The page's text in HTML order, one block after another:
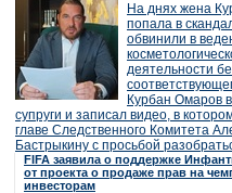
На днях жена
попала в
обвинили в
деятельности
Курбан Омаров
супруги и записал видео, в
главе Следственного Комитета
Бастрыкину с просьбой
FIFA заявила о поддержке
от проекта о продаже прав на
инвесторам